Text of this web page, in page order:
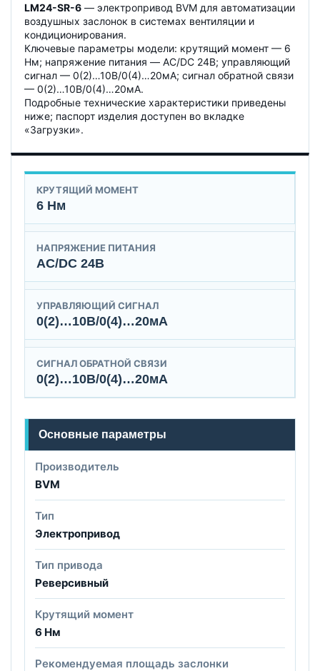
LM24-SR-6 — электропривод BVM для автоматизации
воздушных заслонок в системах вентиляции и
кондиционирования.
Ключевые параметры модели: крутящий момент — 6
Нм; напряжение питания — AC/DC 24B; управляющий
сигнал — 0(2)…10В/0(4)…20мА; сигнал обратной связи
— 0(2)…10В/0(4)…20мА.
Подробные технические характеристики приведены
ниже; паспорт изделия доступен во вкладке
«Загрузки».
КРУТЯЩИЙ МОМЕНТ
6 Нм
НАПРЯЖЕНИЕ ПИТАНИЯ
AC/DC 24B
УПРАВЛЯЮЩИЙ СИГНАЛ
0(2)…10В/0(4)…20мА
СИГНАЛ ОБРАТНОЙ СВЯЗИ
0(2)…10В/0(4)…20мА
Основные параметры
Производитель
BVM
Тип
Электропривод
Тип привода
Реверсивный
Крутящий момент
6 Нм
Рекомендуемая площадь заслонки